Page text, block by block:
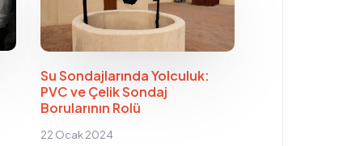
Su Sondajlarında Yolculuk:
PVC ve Çelik Sondaj
Borularının Rolü
22 Ocak 2024